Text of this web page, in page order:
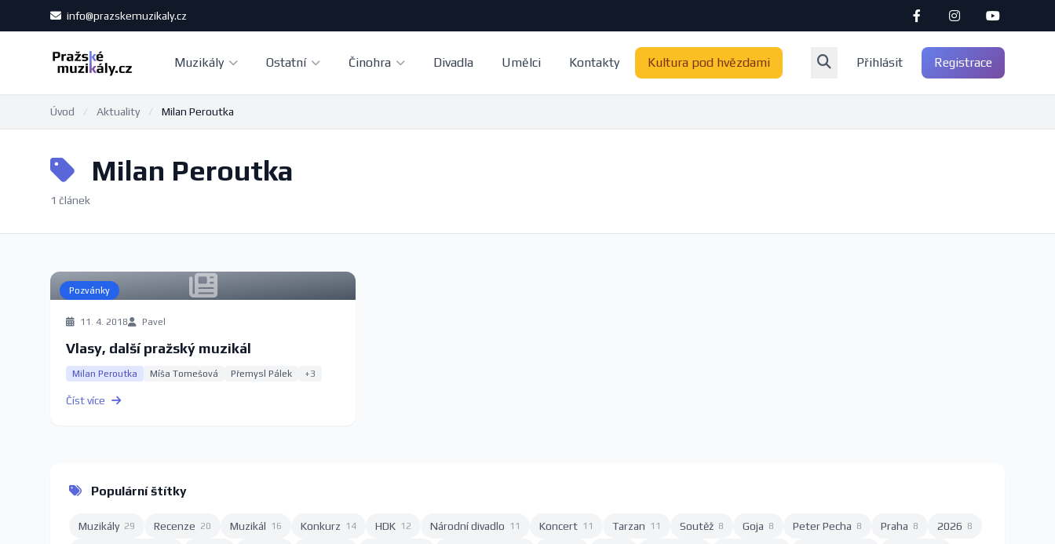
info@prazskemuzikaly.cz
Muzikály Ostatní Činohra Divadla Umělci Kontakty Kultura pod hvězdami Přihlásit Registrace
Úvod / Aktuality / Milan Peroutka
Milan Peroutka
1 článek
Pozvánky
11. 4. 2018 Pavel
Vlasy, další pražský muzikál
Milan Peroutka Míša Tomešová Přemysl Pálek +3
Číst více
Populární štítky
Muzikály 29 Recenze 20 Muzikál 16 Konkurz 14 HDK 12 Národní divadlo 11 Koncert 11 Tarzan 11 Soutěž 8 Goja 8 Peter Pecha 8 Praha 8 2026 8